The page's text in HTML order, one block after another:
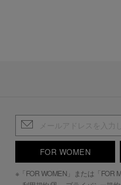
FOR WOMEN
※「FOR WOMEN」または「FOR